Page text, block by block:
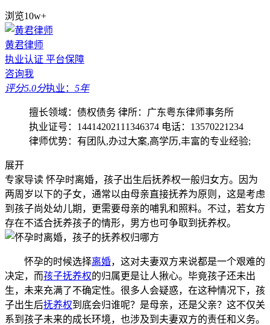
浏览10w+
黄君律师
执业认证 平台保障
咨询我
评分5.0分执业： 5年
擅长领域：债权债务 律所：广东粤东律师事务所
执业证号：14414202111346374 电话：13570221234
律师优势：有团队,办过大案,高学历,丰富的专业经验;
展开
专家导读 怀孕时离婚，孩子出生后抚养权一般归女方。因为
两周岁以下的子女，通常以由母亲直接抚养为原则，这是考虑
到孩子尚处幼儿期，更需要母亲的哺乳和照料。不过，若女方
存在不适合抚养孩子的情形，男方也可争取到抚养权。
怀孕的时候选择离婚，这对夫妻双方来说都是一个艰难的
决定，而孩子抚养权的归属更是让人揪心。毕竟孩子还未出
生，未来充满了不确定性。很多人会疑惑，在这种情况下，孩
子出生后抚养权到底会归谁呢？是母亲，还是父亲？这不仅关
系到孩子未来的成长环境，也涉及到夫妻双方的责任和义务。